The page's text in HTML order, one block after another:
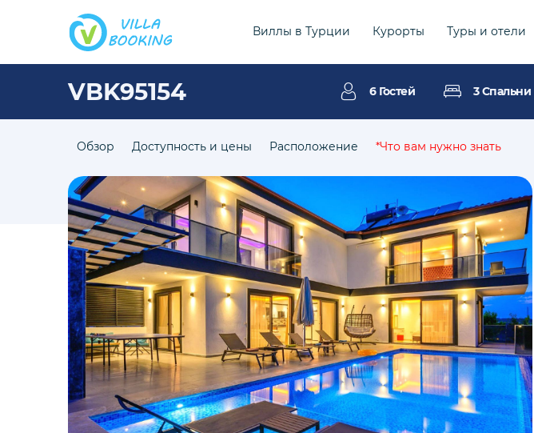
Виллы в Турции Курорты Туры и отели
VBK95154 6 Гостей 3 Спальни
Обзор Доступность и цены Расположение *Что вам нужно знать